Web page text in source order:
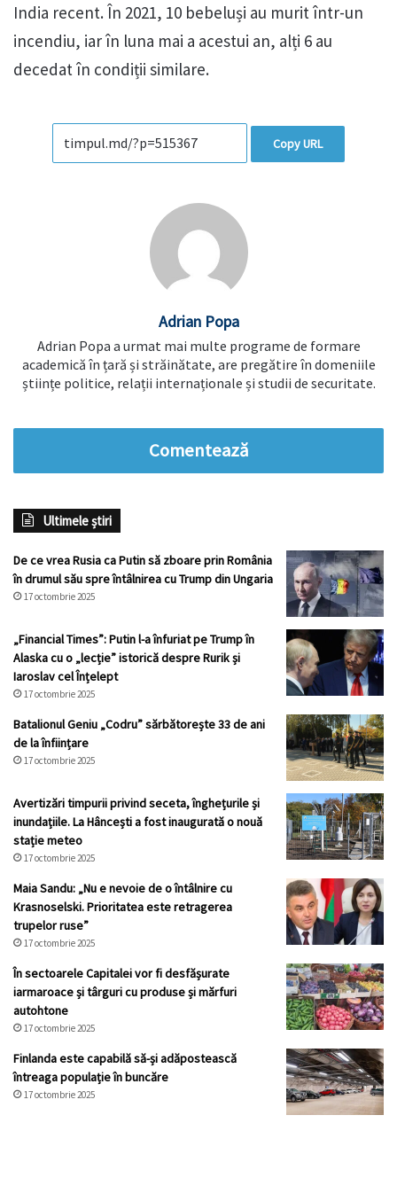
India recent. În 2021, 10 bebeluși au murit într-un
incendiu, iar în luna mai a acestui an, alți 6 au
decedat în condiții similare.
Copy URL
Adrian Popa
Adrian Popa a urmat mai multe programe de formare
academică în țară și străinătate, are pregătire în domeniile
științe politice, relații internaționale și studii de securitate.
Comentează
Ultimele știri
De ce vrea Rusia ca Putin să zboare prin România
în drumul său spre întâlnirea cu Trump din Ungaria
17 octombrie 2025
„Financial Times”: Putin l-a înfuriat pe Trump în
Alaska cu o „lecție” istorică despre Rurik și
Iaroslav cel Înțelept
17 octombrie 2025
Batalionul Geniu „Codru” sărbătorește 33 de ani
de la înființare
17 octombrie 2025
Avertizări timpurii privind seceta, înghețurile și
inundațiile. La Hâncești a fost inaugurată o nouă
stație meteo
17 octombrie 2025
Maia Sandu: „Nu e nevoie de o întâlnire cu
Krasnoselski. Prioritatea este retragerea
trupelor ruse”
17 octombrie 2025
În sectoarele Capitalei vor fi desfășurate
iarmaroace și târguri cu produse și mărfuri
autohtone
17 octombrie 2025
Finlanda este capabilă să-și adăpostească
întreaga populație în buncăre
17 octombrie 2025